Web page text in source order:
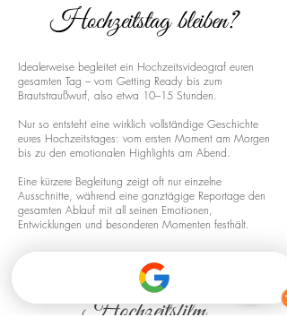
Hochzeitstag bleiben?
Idealerweise begleitet ein Hochzeitsvideograf euren
gesamten Tag – vom Getting Ready bis zum
Brautstraußwurf, also etwa 10–15 Stunden.
Nur so entsteht eine wirklich vollständige Geschichte
eures Hochzeitstages: vom ersten Moment am Morgen
bis zu den emotionalen Highlights am Abend.
Eine kürzere Begleitung zeigt oft nur einzelne
Ausschnitte, während eine ganztägige Reportage den
gesamten Ablauf mit all seinen Emotionen,
Entwicklungen und besonderen Momenten festhält.
Drohnenaufnahmen für euren